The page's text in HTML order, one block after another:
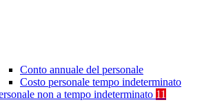
Conto annuale del personale
Costo personale tempo indeterminato
non a tempo indeterminato 11